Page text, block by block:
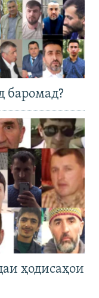
баромад?
ҳодисаҳои